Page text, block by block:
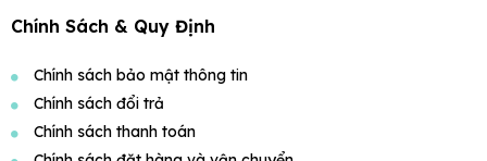
Chính Sách & Quy Định
Chính sách bảo mật thông tin
Chính sách đổi trả
Chính sách thanh toán